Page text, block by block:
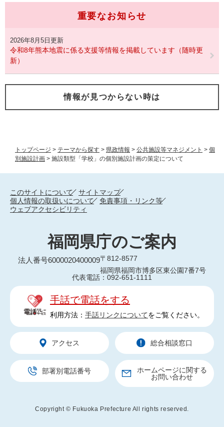
トップページ > テーマから探す > 県政情報 > 公共施設等マネジメント > 個
別施設計画 > 施設類型「学校」の個別施設計画の策定について
重要なお知らせ
2026年8月5日更新
令和8年熊本地震に係る支援等情報を掲載しています（随時更
新）
情報が見つからない時は
このサイトについて
サイトマップ
個人情報の取扱いについて
免責事項・リンク等
ウェブアクセシビリティ
福岡県庁のご案内
法人番号6000020400009〒812-8577
福岡県福岡市博多区東公園7番7号
代表電話：092-651-1111
手話で電話をする
利用方法： 手話リンクについてをご覧ください。
アクセス 総合相談窓口
部署別電話番号
ホームページに関する
お問い合わせ
Copyright © Fukuoka Prefecture All rights reserved.